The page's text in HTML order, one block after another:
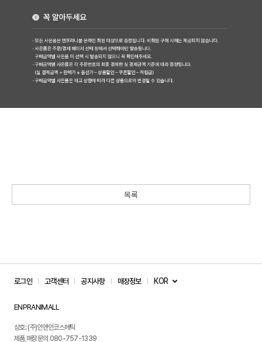
목록
로그인 고객센터 공지사항 매장정보 KOR
ENPRANIMALL
상호: (주)인앤인코스메틱
제품,매장문의 080-757-1339